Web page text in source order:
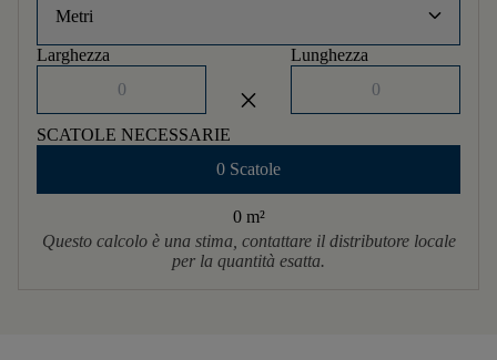
Metri keyboard_arrow_down
Larghezza
close
Lunghezza
SCATOLE NECESSARIE
0 Scatole
0 m²
Questo calcolo è una stima, contattare il distributore locale
per la quantità esatta.